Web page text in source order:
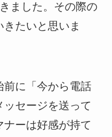
ました。その際の
たいと思いま
前に「今から電話
ッセージを送って
ーは好感が持て